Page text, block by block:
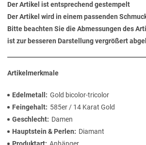
Der Artikel ist entsprechend gestempelt
Der Artikel wird in einem passenden
Bitte beachten Sie die Abmessungen des
ist zur besseren Darstellung vergrößert
Artikelmerkmale
Edelmetall
Gold bicolor-tricolor
Feingehalt
585er / 14 Karat Gold
Geschlecht
Damen
Hauptstein & Perlen
Diamant